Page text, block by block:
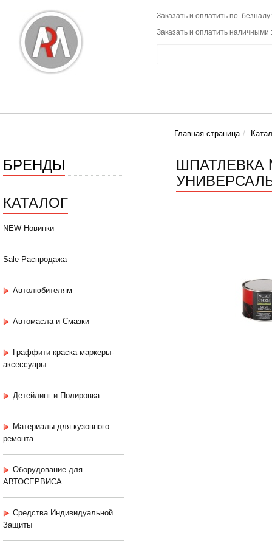
Заказать и оплатить по
Заказать и оплатить наличными
Главная страница
БРЕНДЫ
КАТАЛОГ
NEW Новинки
Sale Распродажа
Автолюбителям
Автомасла и Смазки
Граффити краска-маркеры-
аксессуары
Детейлинг и Полировка
Материалы для кузовного
ремонта
Оборудование для
АВТОСЕРВИСА
Средства Индивидуальной
Защиты
ШПАТЛЕВКА